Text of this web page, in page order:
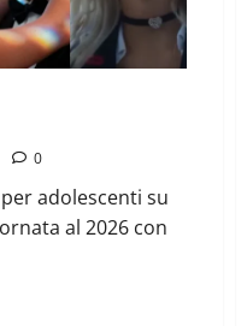
0
adolescenti su
al 2026 con